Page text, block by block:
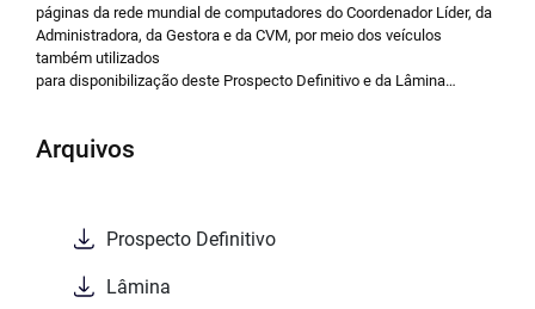
páginas da rede mundial de computadores do Coordenador Líder, da
Administradora, da Gestora e da CVM, por meio dos veículos
também utilizados
para disponibilização deste Prospecto Definitivo e da Lâmina…
Arquivos
Prospecto Definitivo
Lâmina